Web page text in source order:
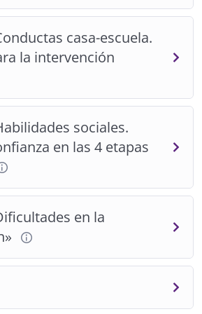
Lic. Pía Espoueys
en el aula presenta
que se abordarán en este
recomendado especialmente
de personas en el
Círculos de confianza en las
Lic. Andrea Larroulet
son capacidades específicas
ejecutar en forma competente
la presente charla se
necesarias para trabajar los
grado de relación que podemos
personas: familia, amigos,
casa-escuela.
la intervención
sociales.
en las 4 etapas
en la